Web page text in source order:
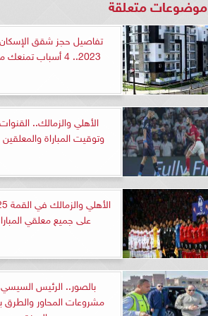
موضوعات متعلقة
تفاصيل حجز شقق الإسكان
2023.. 4 أسباب تمنعك من الحجز
الأهلي والزمالك.. القنوات
وتوقيت المباراة والمعلقين
على جميع معلقي
بالصور.. الرئيس
مشروعات المحاور